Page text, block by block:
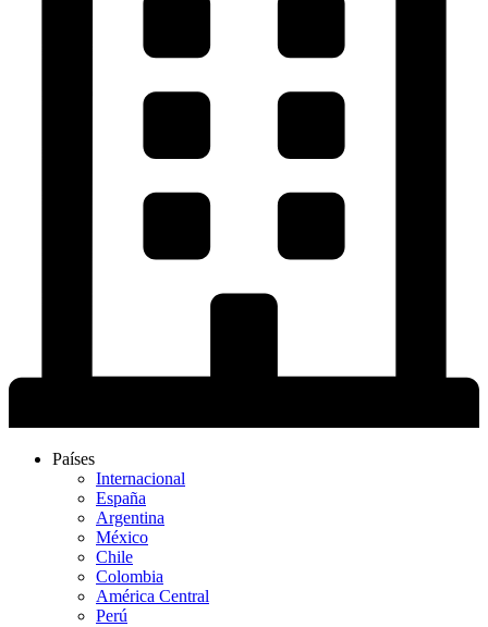
Países
Internacional
España
Argentina
México
Chile
Colombia
América Central
Perú